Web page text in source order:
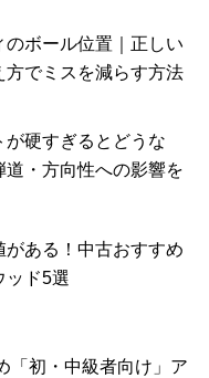
のボール位置｜正しい
方でミスを減らす方法
が硬すぎるとどうな
道・方向性への影響を
がある！中古おすすめ
ッド5選
「初・中級者向け」ア